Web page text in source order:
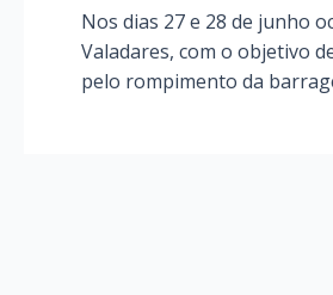
Nos dias 27 e 28 de junho
Valadares, com o objetivo
pelo rompimento da